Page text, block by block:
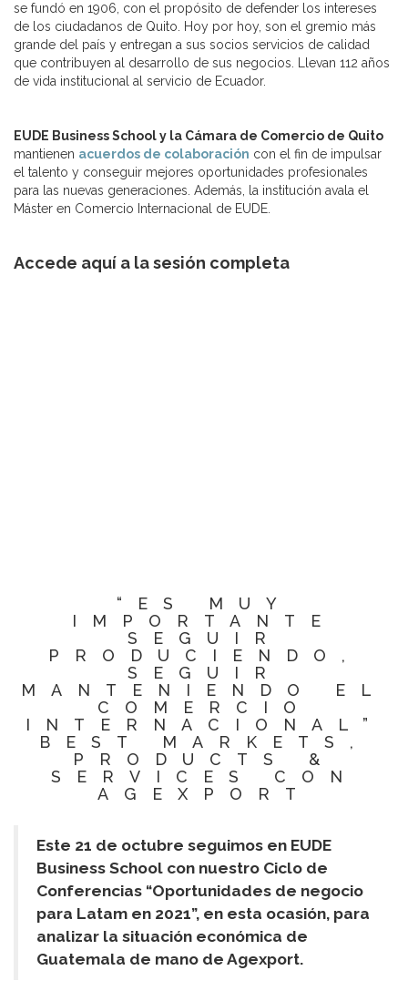
se fundó en 1906, con el propósito de defender los intereses
de los ciudadanos de Quito. Hoy por hoy, son el gremio más
grande del país y entregan a sus socios servicios de calidad
que contribuyen al desarrollo de sus negocios. Llevan 112 años
de vida institucional al servicio de Ecuador.
EUDE Business School y la Cámara de Comercio de Quito
mantienen acuerdos de colaboración con el fin de impulsar
el talento y conseguir mejores oportunidades profesionales
para las nuevas generaciones. Además, la institución avala el
Máster en Comercio Internacional de EUDE.
Accede aquí a la sesión completa
“ES MUY
IMPORTANTE
SEGUIR
PRODUCIENDO,
SEGUIR
MANTENIENDO EL
COMERCIO
INTERNACIONAL”
BEST MARKETS,
PRODUCTS &
SERVICES CON
AGEXPORT
Este 21 de octubre seguimos en EUDE
Business School con nuestro Ciclo de
Conferencias “Oportunidades de negocio
para Latam en 2021”, en esta ocasión, para
analizar la situación económica de
Guatemala de mano de Agexport.